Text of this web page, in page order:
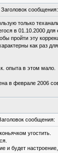
Заголовок сообщения:
только
в 01.10.2000
пройти эту
как раз
опыта в этом мало.
в феврале 2006
сообщения:
угостить.
и будет